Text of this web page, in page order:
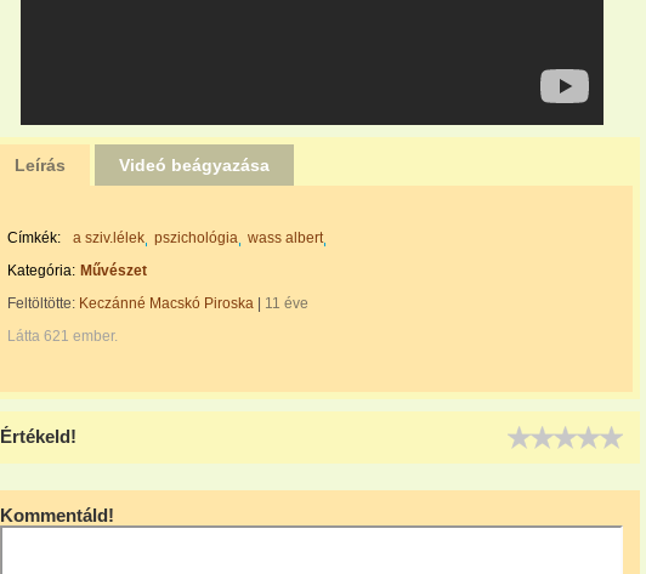
Leírás Videó beágyazása
Címkék: a sziv.lélek pszichológia wass albert
Kategória: Művészet
Feltöltötte: Keczánné Macskó Piroska
11 éve
Látta 621 ember.
Értékeld!
Kommentáld!